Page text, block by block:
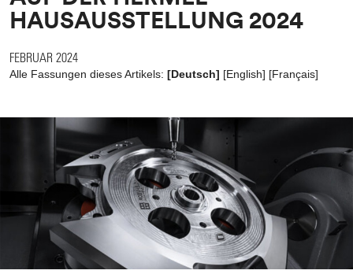
HAUSAUSSTELLUNG 2024
FEBRUAR 2024
Alle Fassungen dieses Artikels: [Deutsch] [English] [Français]